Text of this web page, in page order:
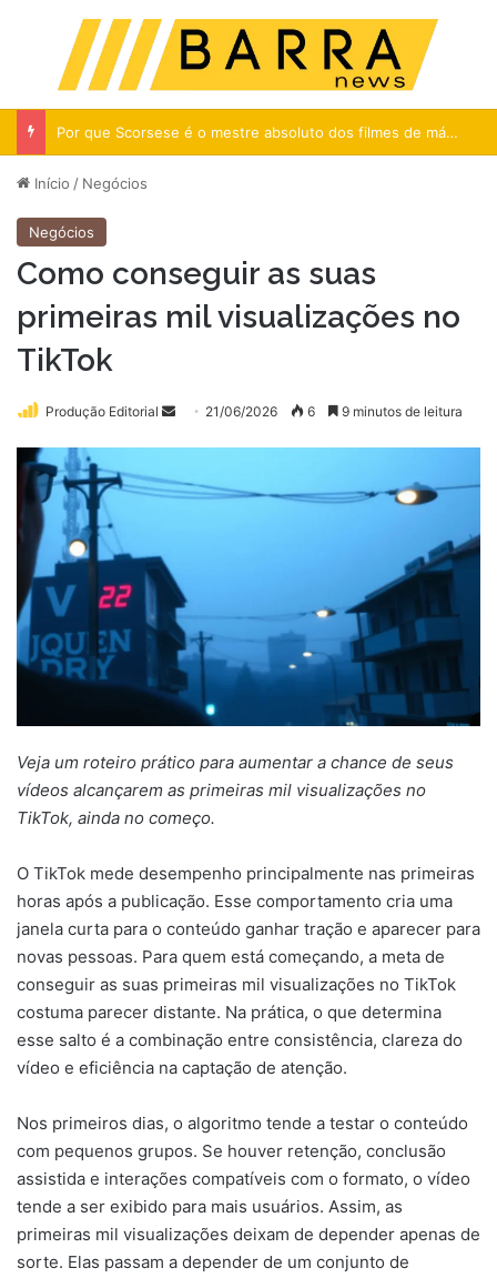
Menu
Por que Scorsese é o mestre absoluto dos filmes de máfia
Início / Negócios
Negócios
Como conseguir as suas
primeiras mil visualizações no
TikTok
Produção Editorial
Mande
mail
21/06/2026 6 9 minutos de leitura
Veja um roteiro prático para aumentar a chance de seus
vídeos alcançarem as primeiras mil visualizações no
TikTok, ainda no começo.
O TikTok mede desempenho principalmente nas primeiras
horas após a publicação. Esse comportamento cria uma
janela curta para o conteúdo ganhar tração e aparecer para
novas pessoas. Para quem está começando, a meta de
conseguir as suas primeiras mil visualizações no TikTok
costuma parecer distante. Na prática, o que determina
esse salto é a combinação entre consistência, clareza do
vídeo e eficiência na captação de atenção.
Nos primeiros dias, o algoritmo tende a testar o conteúdo
com pequenos grupos. Se houver retenção, conclusão
assistida e interações compatíveis com o formato, o vídeo
tende a ser exibido para mais usuários. Assim, as
primeiras mil visualizações deixam de depender apenas de
sorte. Elas passam a depender de um conjunto de